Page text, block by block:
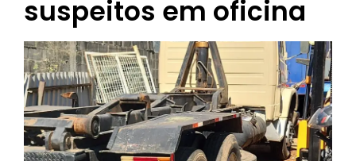
suspeitos em oficina